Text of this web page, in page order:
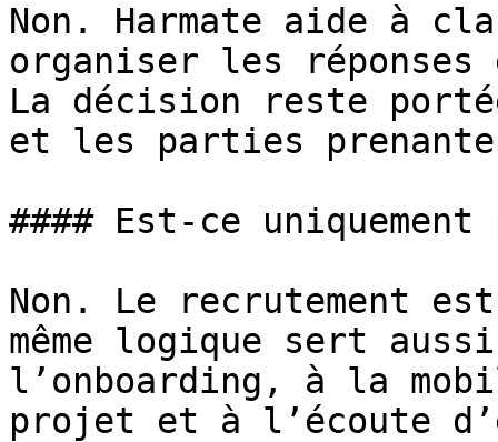
Non. Harmate aide à
organiser les
La décision reste
et les parties
#### Est-ce
Non. Le recrutement
même logique sert
l’onboarding, à la
projet et à l’écoute